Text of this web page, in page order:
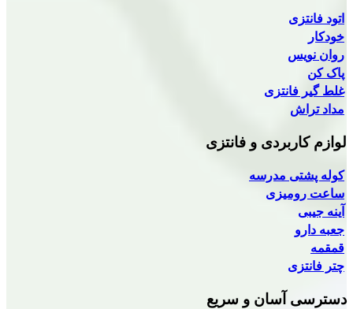
و فانتزی
مدرسه
و سریع